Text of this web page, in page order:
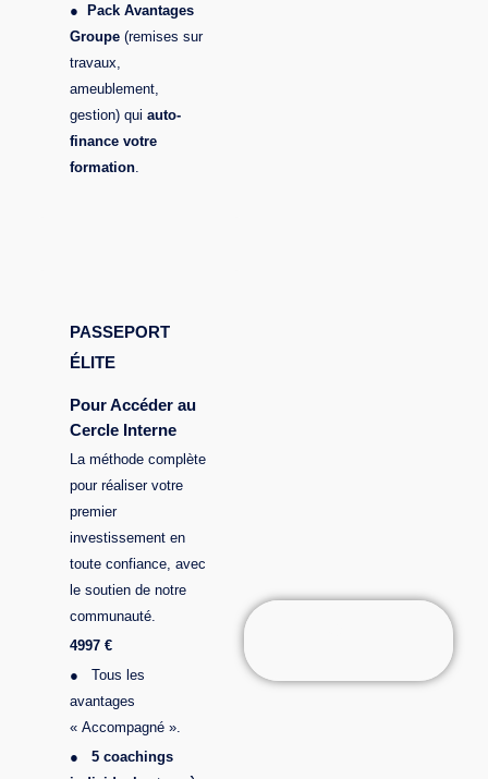
●
Pack Avantages
Groupe (remises sur
travaux,
ameublement,
gestion) qui auto-
finance votre
formation
PASSEPORT
ÉLITE
Pour Accéder au
Cercle Interne
La méthode complète
pour réaliser votre
premier
investissement en
toute confiance, avec
le soutien de notre
communauté.
4997 €
● Tous les
avantages
« Accompagné ».
● 5 coachings